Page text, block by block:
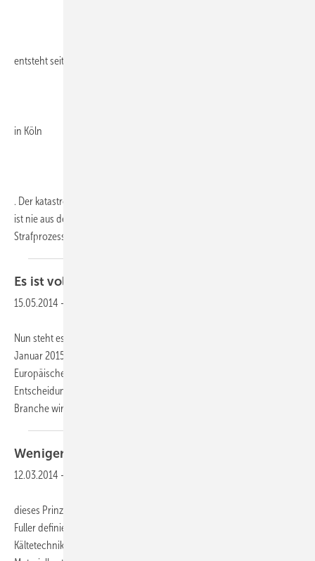
entsteht seit Sommer 2017
in Köln
. Der katastrophale Einsturz des früheren Stadtarchivs im März 2009
ist nie aus den Schlagzeilen verschwunden. Seit Ende 2017 läuft ein
Strafprozess vor dem Kölner Landgericht; geklärt werden
Es istvollbracht
15.05.2014 -
Nun steht es zweifelsfrei fest, die neue F-Gase-Verordnung wird ab 1.
Januar 2015 in Kraft treten. Mit der Verabschiedung durch den
Europäischen Rat Mitte April 2014 hat die F-Gase-Revision nun alle
Entscheidungshürden der Brüsseler Bürokratie genommen. Die
Branche wird sich auf viele
Weniger ist mehr
12.03.2014 -
dieses Prinzip, das durch den amerikanischen Erfinder R. Buckminster
Fuller definiert wurde, trifft auch auf Wärmeübertrager in Klima- und
Kältetechnikanwendungen zu. Um die Energieeffizienz zu steigern und